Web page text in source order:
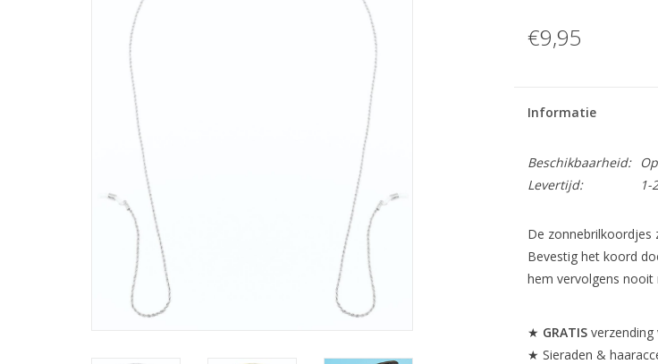
€9,95
Informatie
Beschikbaarheid:
Levertijd:
1-
De zonnebrilkoordjes
Bevestig het koord
hem vervolgens nooit
★ GRATISverzending
★ Sieraden &